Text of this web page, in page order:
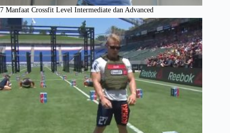
7 Manfaat Crossfit Level Intermediate dan Advanced